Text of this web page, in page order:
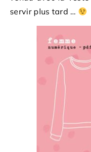
servir plus tard …